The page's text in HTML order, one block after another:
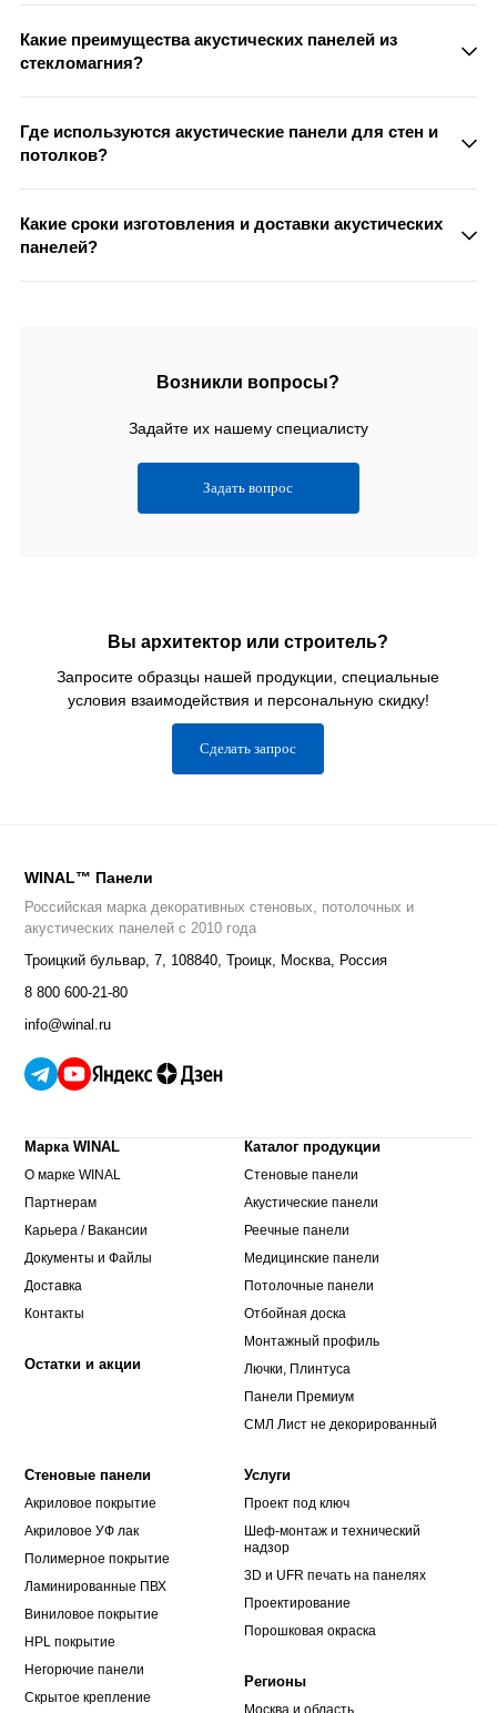
Какие преимущества акустических панелей из
стекломагния?
стекломагния СМЛ по сравнению с панелями из
натурального дерева являются невысокая стоимость,
Где используются акустические панели для стен и
потолков?
школах, офисных помещениях, музыкальных студиях
звукозаписи, концертных и конференц залах, торговых
Какие сроки изготовления и доставки акустических
панелей?
Возникли вопросы?
Задайте их нашему специалисту
Задать вопрос
Вы архитектор или строитель?
Запросите образцы нашей продукции, специальные
условия взаимодействия и персональную скидку!
Сделать запрос
WINAL™ Панели
Российская марка декоративных стеновых, потолочных и
акустических панелей с 2010 года
Троицкий бульвар, 7, 108840,Троицк, Москва, Россия
8 800 600-21-80
info@winal.ru
Марка WINAL
О марке WINAL
Партнерам
Карьера / Вакансии
Документы и Файлы
Доставка
Контакты
Остатки и акции
Каталог продукции
Стеновые панели
Акустические панели
Реечные панели
Медицинские панели
Потолочные панели
Отбойная доска
Монтажный профиль
Лючки, Плинтуса
Панели Премиум
СМЛ Лист не декорированный
Стеновые панели
Акриловое покрытие
Акриловое УФ лак
Полимерное покрытие
Ламинированные ПВХ
Виниловое покрытие
HPL покрытие
Негорючие панели
Скрытое крепление
Услуги
Проект под ключ
Шеф-монтаж и технический
надзор
3D и UFR печать на панелях
Проектирование
Порошковая окраска
Регионы
Москва и область